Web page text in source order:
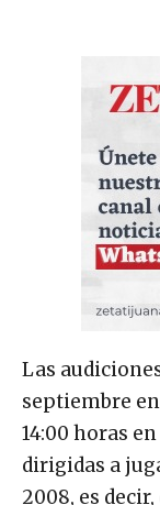
Las
septiembre en
14:00 horas
dirigidas a
2008, es decir,